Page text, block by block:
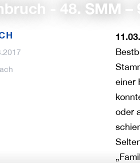
- 48. SMM –
einer
oder